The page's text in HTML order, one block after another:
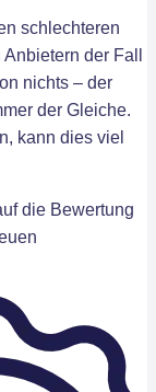
schlechteren
der Fall
nichts – der
der Gleiche.
kann dies viel
die Bewertung